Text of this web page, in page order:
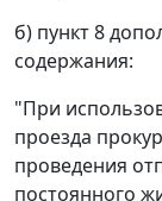
б) пункт 8
содержания:
"При
проезда
проведения
постоянного